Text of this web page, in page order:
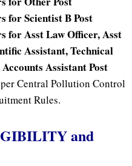
for Scientist B Post
for Asst Law Officer, Asst
Assistant, Technical
Assistant Post
Central Pollution Control
Rules.
and